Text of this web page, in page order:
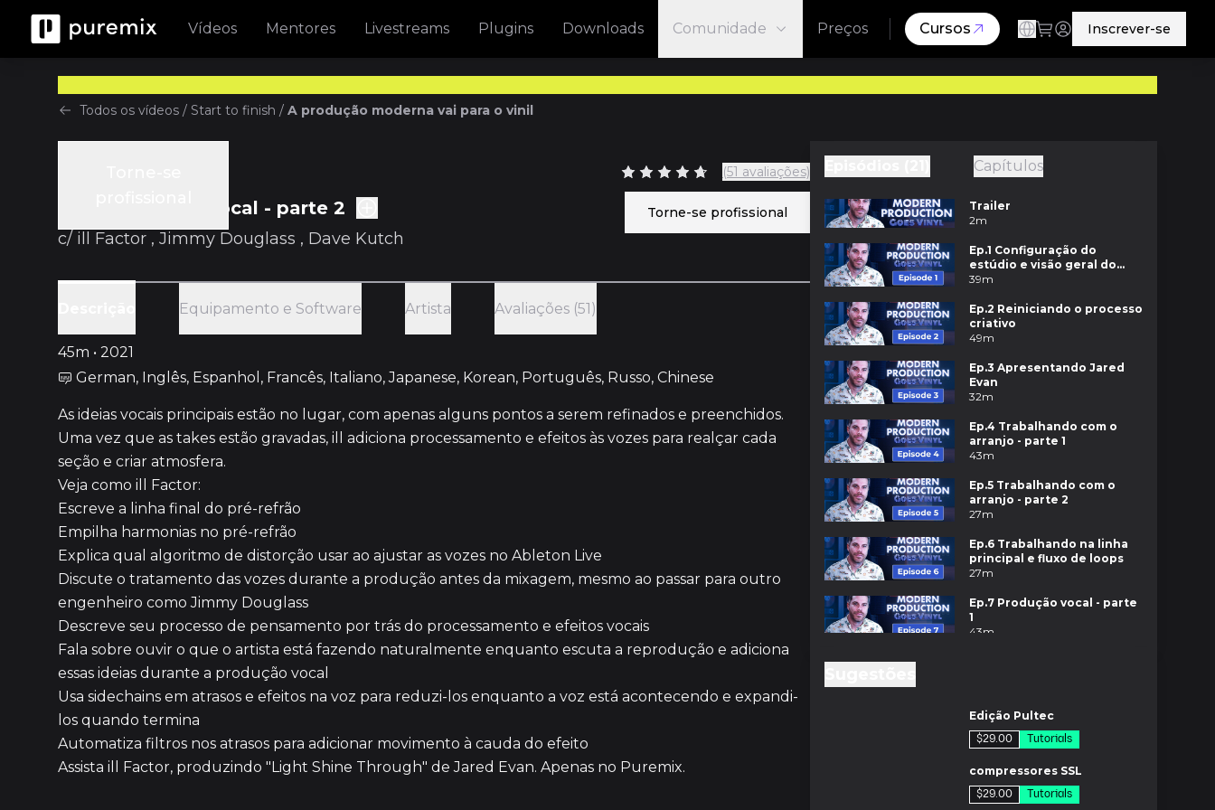
Vídeos Mentores Livestreams Plugins Downloads Comunidade Preços Cursos Inscrever-se
Todos os vídeos / Start to finish / A produção moderna vai para o vinil
Ep.8 Produção Vocal - parte 2
c/ ill Factor , Jimmy Douglass , Dave Kutch
(51 avaliações)
Torne-se profissional
Equipamento e Software Artista Avaliações (51)
45m • 2021
German, Inglês, Espanhol, Francês, Italiano, Japanese, Korean, Português, Russo, Chinese
As ideias vocais principais estão no lugar, com apenas alguns pontos a serem refinados e preenchidos.
Uma vez que as takes estão gravadas, ill adiciona processamento e efeitos às vozes para realçar cada
seção e criar atmosfera.
Veja como ill Factor:
Escreve a linha final do pré-refrão
Empilha harmonias no pré-refrão
Explica qual algoritmo de distorção usar ao ajustar as vozes no Ableton Live
Discute o tratamento das vozes durante a produção antes da mixagem, mesmo ao passar para outro
engenheiro como Jimmy Douglass
Descreve seu processo de pensamento por trás do processamento e efeitos vocais
Fala sobre ouvir o que o artista está fazendo naturalmente enquanto escuta a reprodução e adiciona
essas ideias durante a produção vocal
Usa sidechains em atrasos e efeitos na voz para reduzi-los enquanto a voz está acontecendo e expandi-
los quando termina
Automatiza filtros nos atrasos para adicionar movimento à cauda do efeito
Assista ill Factor, produzindo "Light Shine Through" de Jared Evan. Apenas no Puremix.
Capítulos
Trailer
2m
Ep.1 Configuração do
estúdio e visão geral do
Ableton
39m
Ep.2 Reiniciando o processo
criativo
49m
Ep.3 Apresentando Jared
Evan
32m
Ep.4 Trabalhando com o
arranjo - parte 1
43m
Ep.5 Trabalhando com o
arranjo - parte 2
27m
Ep.6 Trabalhando na linha
principal e fluxo de loops
27m
Ep.7 Produção vocal - parte
1
43m
Capítulos
Ep.9 Melhorando a
50m
Ep.10 Adicionando adlibs e
38m
Edição Pultec
$29.00
Tutorials
compressores SSL
$29.00
Tutorials